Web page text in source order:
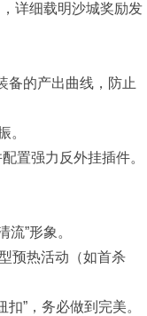
详细载明沙城奖励发
备的产出曲线，防止
。
置强力反外挂插件。
流”形象。
预热活动（如首杀
”，务必做到完美。